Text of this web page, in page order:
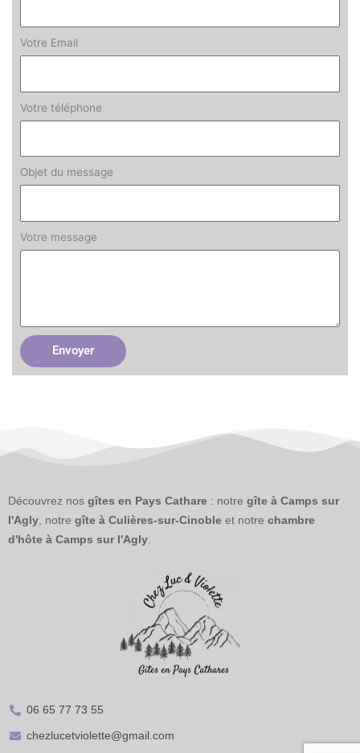
Votre Email
Votre téléphone
Objet du message
Votre message
Envoyer
Découvrez nos gîtes en Pays Cathare : notre gîte à Camps sur
l'Agly , notre gîte à Culières-sur-Cinoble et notre chambre
d'hôte à Camps sur l'Agly
06 65 77 73 55
chezlucetviolette@gmail.com